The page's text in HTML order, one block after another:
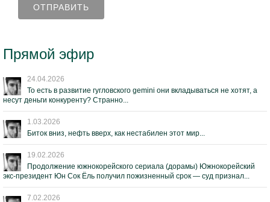
Прямой эфир
24.04.2026
То есть в развитие гугловского gemini они вкладываться не хотят, а
несут деньги конкуренту? Странно...
1.03.2026
Биток вниз, нефть вверх, как нестабилен этот мир...
19.02.2026
Продолжение южнокорейского сериала (дорамы) Южнокорейский
экс-президент Юн Сок Ёль получил пожизненный срок — суд признал...
7.02.2026